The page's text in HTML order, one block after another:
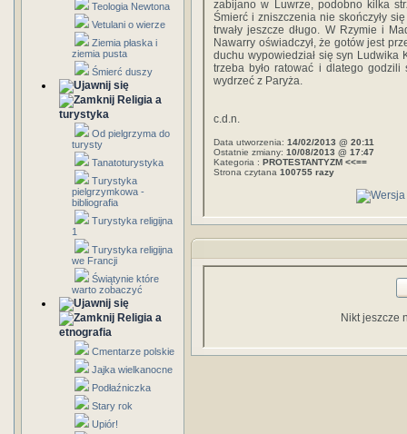
Teologia Newtona
Vetulani o wierze
Ziemia płaska i
ziemia pusta
Śmierć duszy
Religia a
turystyka
Od pielgrzyma do
turysty
Tanatoturystyka
Turystyka
pielgrzymkowa -
bibliografia
Turystyka religijna
1
Turystyka religijna
we Francji
Świątynie które
warto zobaczyć
Religia a
etnografia
Cmentarze polskie
Jajka wielkanocne
Podłaźniczka
Stary rok
Upiór!
zabijano w Luwrze, podobno kilka
Śmierć i zniszczenia nie skończyły
trwały jeszcze długo. W Rzymie i
Nawarry oświadczył, że gotów jest
duchu wypowiedział się syn Ludwika
trzeba było ratować i dlatego
wydrzeć z Paryża.
c.d.n.
Data utworzenia: 14/02/2013 @ 20:11
Ostatnie zmiany: 10/08/2013 @ 17:47
Kategoria : PROTESTANTYZM <<==
Strona czytana 100755 razy
Nikt jeszcze